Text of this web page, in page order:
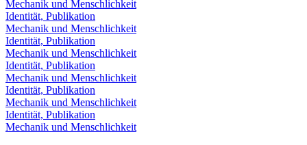
Mechanik und Menschlichkeit
Identität, Publikation
Mechanik und Menschlichkeit
Identität, Publikation
Mechanik und Menschlichkeit
Identität, Publikation
Mechanik und Menschlichkeit
Identität, Publikation
Mechanik und Menschlichkeit
Identität, Publikation
Mechanik und Menschlichkeit